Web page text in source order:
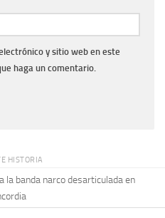
y sitio web en este
haga un comentario.
HISTORIA
la banda narco desarticulada en